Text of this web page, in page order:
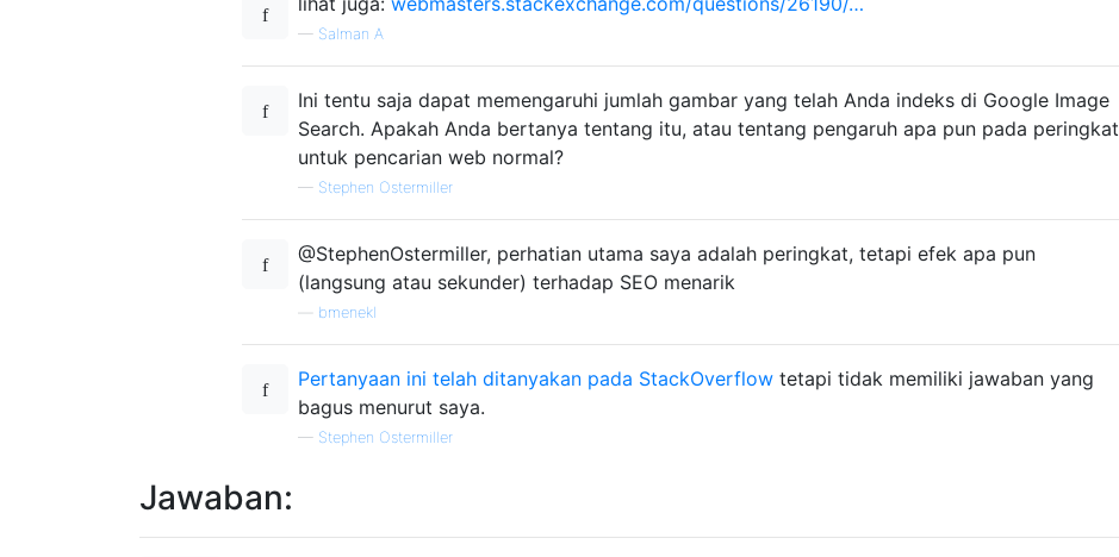
— Salman A
Ini tentu saja dapat memengaruhi jumlah gambar yang telah Anda indeks di Google Image
Search. Apakah Anda bertanya tentang itu, atau tentang pengaruh apa pun pada peringkat
untuk pencarian web normal?
— Stephen Ostermiller
@StephenOstermiller, perhatian utama saya adalah peringkat, tetapi efek apa pun
(langsung atau sekunder) terhadap SEO menarik
bmenekl
Pertanyaan ini telah ditanyakan pada StackOverflow tetapi tidak memiliki jawaban yang
bagus menurut saya.
— Stephen Ostermiller
Jawaban: